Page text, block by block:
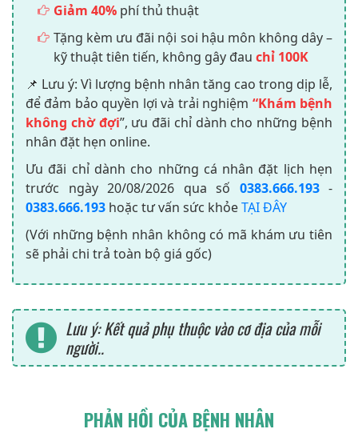
Giảm 40% phí thủ thuật
Tặng kèm ưu đãi nội soi hậu môn không dây –
kỹ thuật tiên tiến, không gây đau chỉ 100K
📌 Lưu ý: Vì lượng bệnh nhân tăng cao trong dịp lễ,
để đảm bảo quyền lợi và trải nghiệm “Khám bệnh
không chờ đợi”, ưu đãi chỉ dành cho những bệnh
nhân đặt hẹn online.
Ưu đãi chỉ dành cho những cá nhân đặt lịch hẹn
trước ngày 20/08/2026 qua số 0383.666.193-
0383.666.193 hoặc tư vấn sức khỏeTẠI ĐÂY
(Với những bệnh nhân không có mã khám ưu tiên
sẽ phải chi trả toàn bộ giá gốc)
Lưu ý: Kết quả phụ thuộc vào cơ địa của mỗi
người..
PHẢN HỒI CỦA BỆNH NHÂN